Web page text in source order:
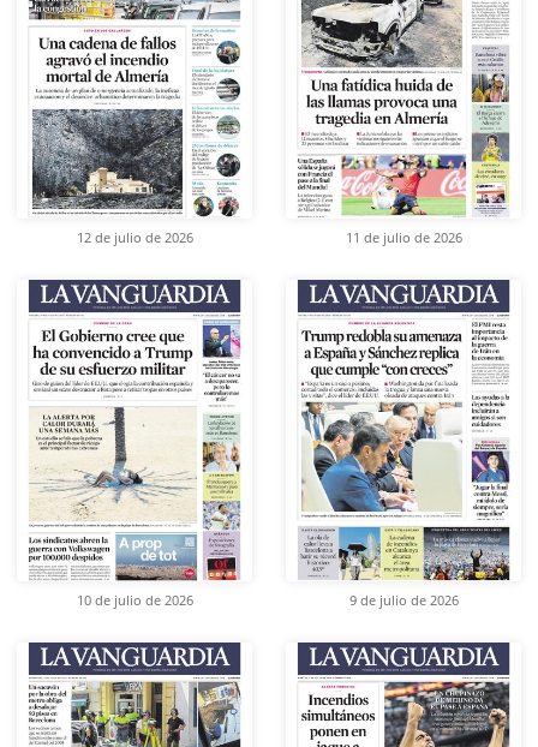
12 de julio de 2026 11 de julio de 2026
10 de julio de 2026 9 de julio de 2026